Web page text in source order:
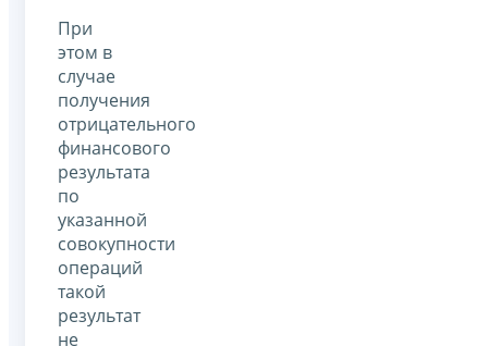
При
этом в
случае
получения
отрицательного
финансового
результата
по
указанной
совокупности
операций
такой
результат
не